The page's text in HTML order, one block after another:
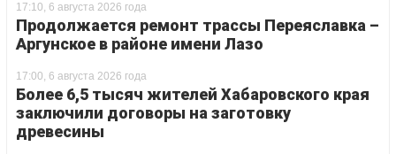
17:10, 6 августа 2026 года
Продолжается ремонт трассы Переяславка –
Аргунское в районе имени Лазо
17:00, 6 августа 2026 года
Более 6,5 тысяч жителей Хабаровского края
заключили договоры на заготовку
древесины